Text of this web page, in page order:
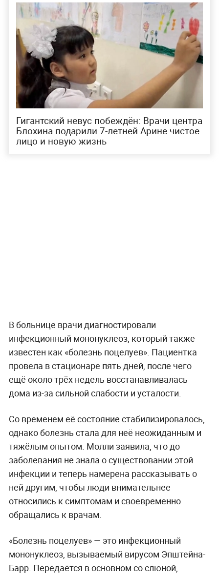
Гигантский невус побеждён: Врачи центра
Блохина подарили 7-летней Арине чистое
лицо и новую жизнь
В больнице врачи диагностировали
инфекционный мононуклеоз, который также
известен как «болезнь поцелуев». Пациентка
провела в стационаре пять дней, после чего
ещё около трёх недель восстанавливалась
дома из-за сильной слабости и усталости.
Со временем её состояние стабилизировалось,
однако болезнь стала для неё неожиданным и
тяжёлым опытом. Молли заявила, что до
заболевания не знала о существовании этой
инфекции и теперь намерена рассказывать о
ней другим, чтобы люди внимательнее
относились к симптомам и своевременно
обращались к врачам.
«Болезнь поцелуев» — это инфекционный
мононуклеоз, вызываемый вирусом Эпштейна-
Барр. Передаётся в основном со слюной,